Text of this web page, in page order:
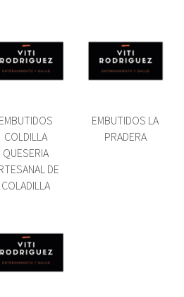
EMBUTIDOS
COLDILLA
QUESERIA
DE
COLADILLA
EMBUTIDOS LA
PRADERA